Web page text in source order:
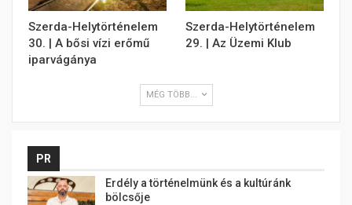
Szerda-Helytörténelem
30. | A bősi vízi erőmű
iparvágánya
Szerda-Helytörténelem
29. | Az Üzemi Klub
MÉG TÖBB...
PR
Erdély a történelmünk és a kultúránk
bölcsője